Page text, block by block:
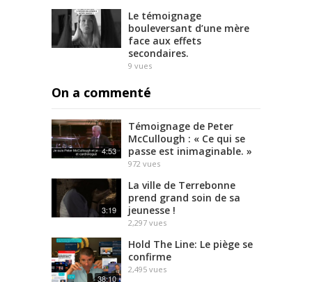
Le témoignage
bouleversant d’une mère
face aux effets
secondaires.
9 vues
On a commenté
4:53
Témoignage de Peter
McCullough : « Ce qui se
passe est inimaginable. »
972 vues
3:19
La ville de Terrebonne
prend grand soin de sa
jeunesse !
2,297 vues
38:10
Hold The Line: Le piège se
confirme
2,495 vues